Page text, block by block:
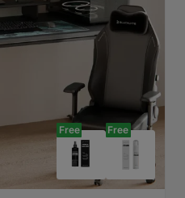
Free Free